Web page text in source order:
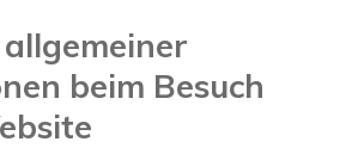
beim Besuch